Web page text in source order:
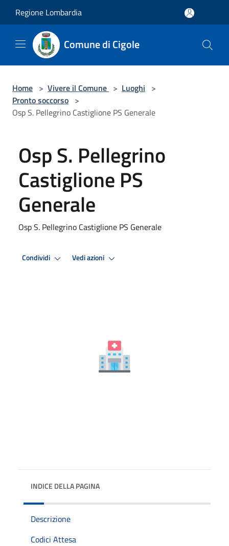
Regione Lombardia
Comune di Cigole
Home > Vivere il Comune > Luoghi >
Pronto soccorso >
Osp S. Pellegrino Castiglione PS Generale
Osp S. Pellegrino
Castiglione PS
Generale
Osp S. Pellegrino Castiglione PS Generale
Condividi Vedi azioni
INDICE DELLA PAGINA
Descrizione
Codici Attesa